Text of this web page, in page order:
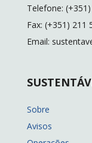
Telefone:
Fax: (+351) 211
Email:
Sobre
Avisos